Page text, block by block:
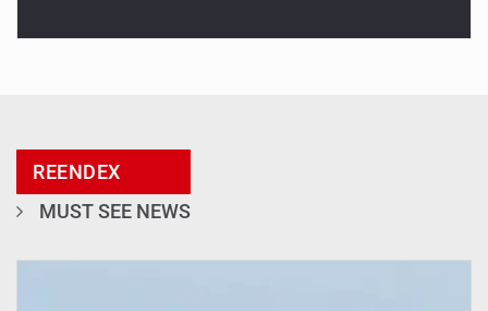
REENDEX
MUST SEE NEWS